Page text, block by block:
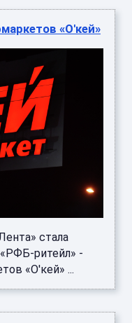
«О'кей»
стала
ритейл» -
«О'кей» ...